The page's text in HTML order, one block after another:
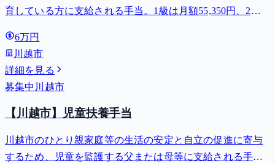
育している方に支給される手当。1級は月額55,350円、2級
6万円
川越市
詳細を見る
募集中 川越市
【川越市】児童扶養手当
川越市のひとり親家庭等の生活の安定と自立の促進に寄与
するため、児童を監護する父または母等に支給される手